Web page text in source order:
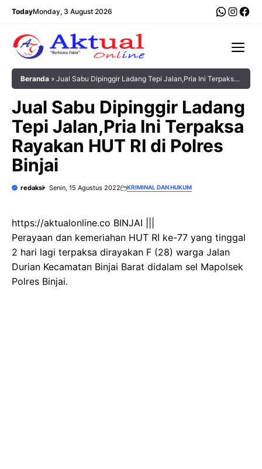
Langsung
TodayMonday, 3 August 2026
Beranda » Jual Sabu Dipinggir Ladang Tepi Jalan,Pria Ini Terpaksa
Jual Sabu Dipinggir Ladang
Tepi Jalan,Pria Ini Terpaksa
Rayakan HUT RI di Polres
Binjai
redaksi Senin, 15 Agustus 2022 KRIMINAL DAN HUKUM
https://aktualonline.co BINJAI |||
Perayaan dan kemeriahan HUT RI ke-77 yang tinggal
2 hari lagi terpaksa dirayakan F (28) warga Jalan
Durian Kecamatan Binjai Barat didalam sel Mapolsek
Polres Binjai.